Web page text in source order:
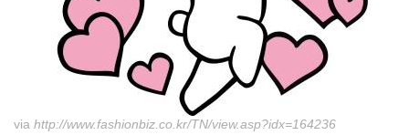
via http://www.fashionbiz.co.kr/TN/view.asp?idx=164236